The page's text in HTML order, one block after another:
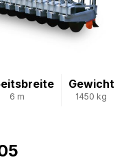
6 m
Gewicht
1450 kg